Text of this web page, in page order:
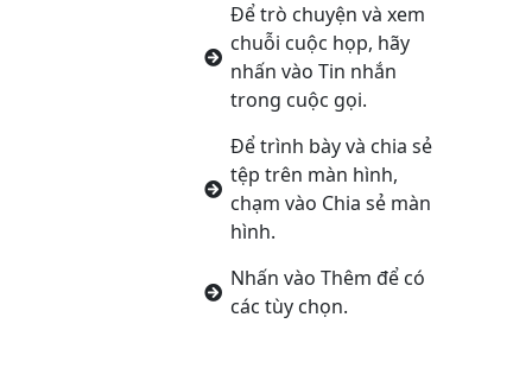
Để trò chuyện và xem
chuỗi cuộc họp, hãy
nhấn vào Tin nhắn
trong cuộc gọi.
Để trình bày và chia sẻ
tệp trên màn hình,
chạm vào Chia sẻ màn
hình.
Nhấn vào Thêm để có
các tùy chọn.